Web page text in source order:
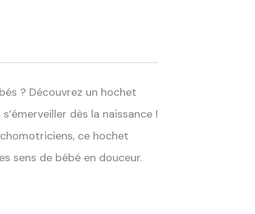
? Découvrez un hochet
dès la naissance !
ce hochet
sens de bébé en douceur.